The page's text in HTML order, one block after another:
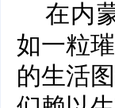
在内
如一粒
的生活